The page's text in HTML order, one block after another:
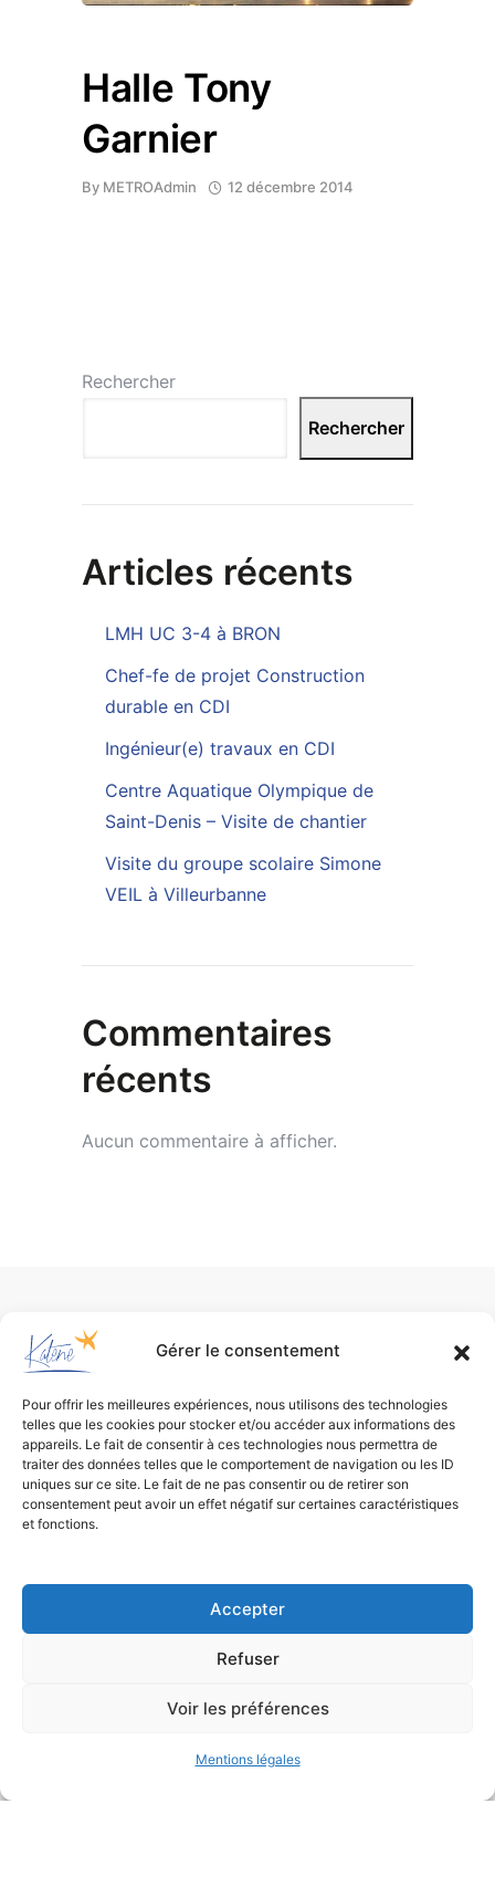
Gérer le consentement
Pour offrir les meilleures expériences, nous utilisons des technologies
telles que les cookies pour stocker et/ou accéder aux informations des
appareils. Le fait de consentir à ces technologies nous permettra de
traiter des données telles que le comportement de navigation ou les ID
uniques sur ce site. Le fait de ne pas consentir ou de retirer son
consentement peut avoir un effet négatif sur certaines caractéristiques
et fonctions.
Accepter
Refuser
Voir les préférences
Mentions légales
Halle Tony
Garnier
By METROAdmin 12 décembre 2014
Rechercher
Rechercher
Articles récents
LMH UC 3-4 à BRON
Chef-fe de projet Construction
durable en CDI
Ingénieur(e) travaux en CDI
Centre Aquatique Olympique de
Saint-Denis – Visite de chantier
Visite du groupe scolaire Simone
VEIL à Villeurbanne
Commentaires
récents
Aucun commentaire à afficher.